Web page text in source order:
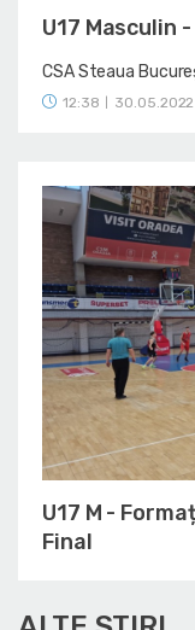
U17 Masculin
CSA Steaua
12:38 30.05.2022
U17 M -
Final